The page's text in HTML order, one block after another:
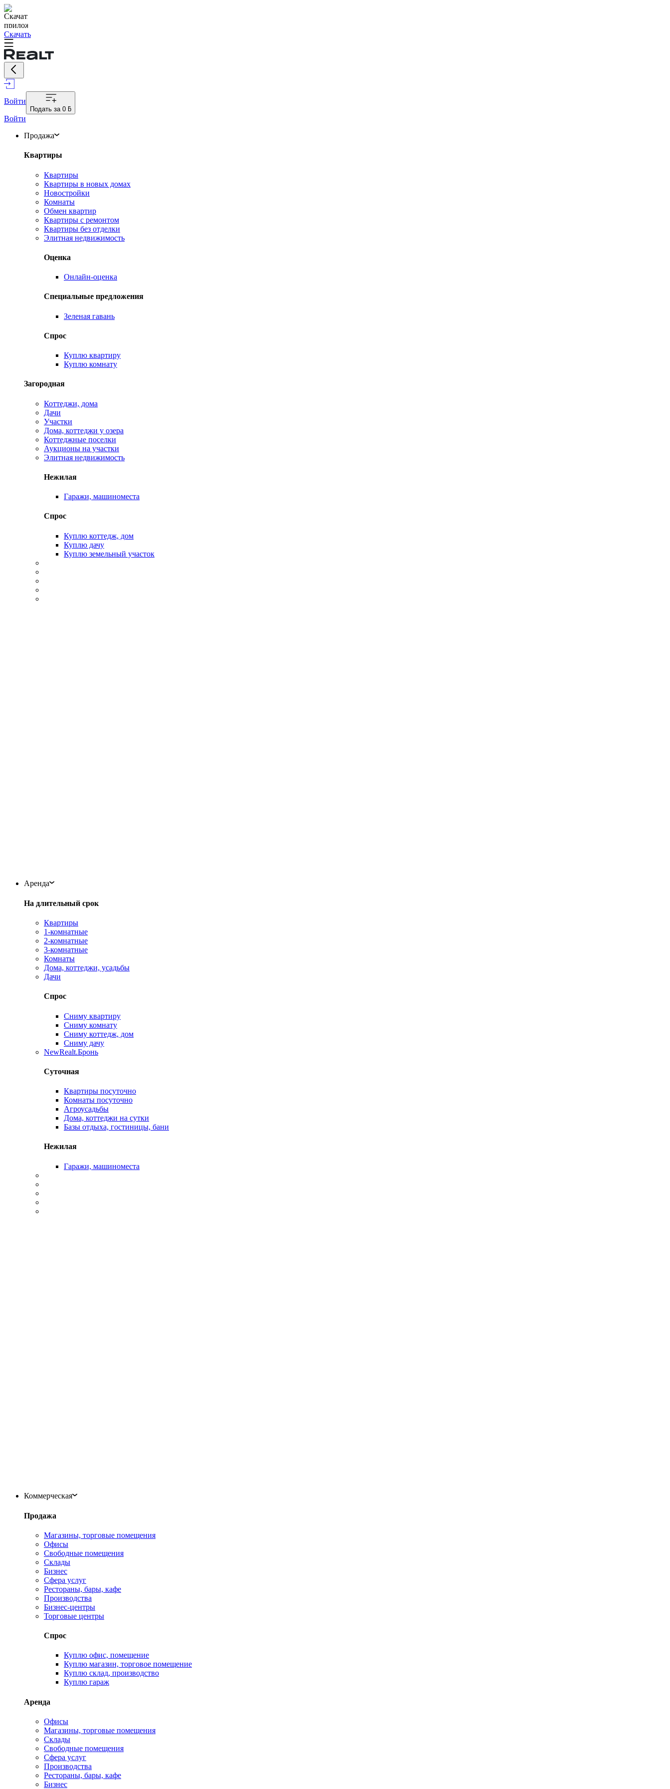
Скачать
Войти
Подать за 0 ƃ
Войти
Продажа
Квартиры
Квартиры
Квартиры в новых домах
Новостройки
Комнаты
Обмен квартир
Квартиры с ремонтом
Квартиры без отделки
Элитная недвижимость
Оценка
Онлайн-оценка
Специальные предложения
Зеленая гавань
Спрос
Куплю квартиру
Куплю комнату
Загородная
Коттеджи, дома
Дачи
Участки
Дома, коттеджи у озера
Коттеджные поселки
Аукционы на участки
Элитная недвижимость
Нежилая
Гаражи, машиноместа
Спрос
Куплю коттедж, дом
Куплю дачу
Куплю земельный участок
Аренда
На длительный срок
Квартиры
1-комнатные
2-комнатные
3-комнатные
Комнаты
Дома, коттеджи, усадьбы
Дачи
Спрос
Сниму квартиру
Сниму комнату
Сниму коттедж, дом
Сниму дачу
NewRealt.Бронь
Суточная
Квартиры посуточно
Комнаты посуточно
Агроусадьбы
Дома, коттеджи на сутки
Базы отдыха, гостиницы, бани
Нежилая
Гаражи, машиноместа
Коммерческая
Продажа
Магазины, торговые помещения
Офисы
Свободные помещения
Склады
Бизнес
Сфера услуг
Рестораны, бары, кафе
Производства
Бизнес-центры
Торговые центры
Спрос
Куплю офис, помещение
Куплю магазин, торговое помещение
Куплю склад, производство
Куплю гараж
Аренда
Офисы
Магазины, торговые помещения
Склады
Свободные помещения
Сфера услуг
Производства
Рестораны, бары, кафе
Бизнес